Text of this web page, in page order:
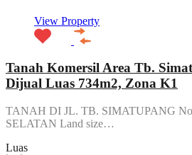
View Property
Tanah Komersil Area Tb.
Dijual Luas 734m2, Zona K1
TANAH DI JL. TB. SIMATUPANG
SELATAN Land size…
Luas